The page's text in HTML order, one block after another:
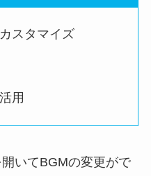
スタマイズ
用
いてBGMの変更がで